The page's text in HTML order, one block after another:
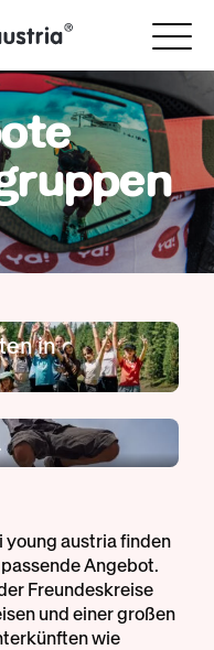
in
young austria finden
Angebot.
Freundeskreise
und einer großen
wie